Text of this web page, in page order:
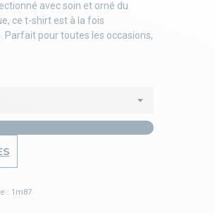
avec soin et orné du
ce t-shirt est à la fois
pour toutes les occasions,
: 1m87